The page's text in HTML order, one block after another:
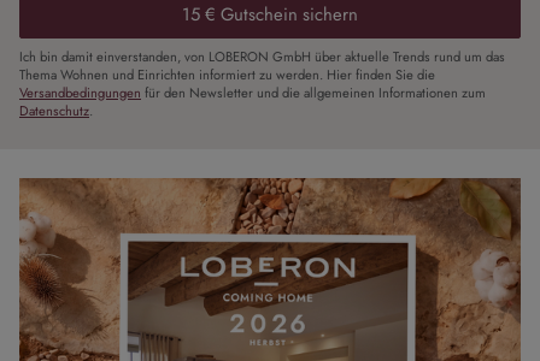
15 € Gutschein sichern
Ich bin damit einverstanden, von LOBERON GmbH über aktuelle Trends rund um das
Thema Wohnen und Einrichten informiert zu werden. Hier finden Sie die
Versandbedingungen für den Newsletter und die allgemeinen Informationen zum
Datenschutz.